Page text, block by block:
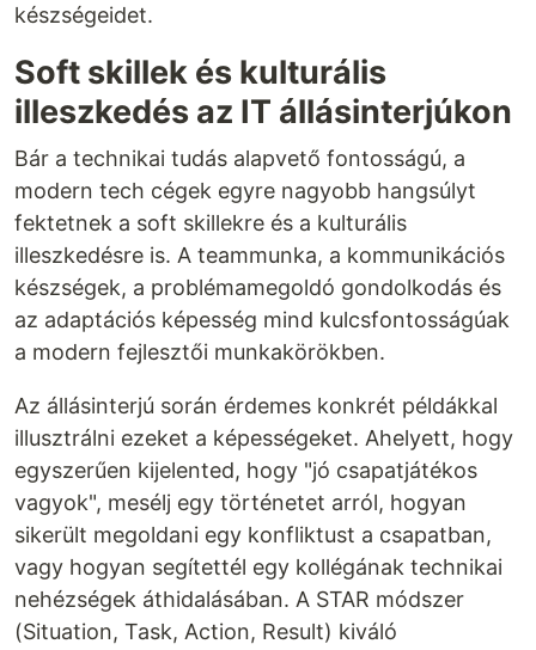
készségeidet.
Soft skillek és kulturális
illeszkedés az IT állásinterjúkon
Bár a technikai tudás alapvető fontosságú, a
modern tech cégek egyre nagyobb hangsúlyt
fektetnek a soft skillekre és a kulturális
illeszkedésre is. A teammunka, a kommunikációs
készségek, a problémamegoldó gondolkodás és
az adaptációs képesség mind kulcsfontosságúak
a modern fejlesztői munkakörökben.
Az állásinterjú során érdemes konkrét példákkal
illusztrálni ezeket a képességeket. Ahelyett, hogy
egyszerűen kijelented, hogy "jó csapatjátékos
vagyok", mesélj egy történetet arról, hogyan
sikerült megoldani egy konfliktust a csapatban,
vagy hogyan segítettél egy kollégának technikai
nehézségek áthidalásában. A STAR módszer
(Situation, Task, Action, Result) kiváló